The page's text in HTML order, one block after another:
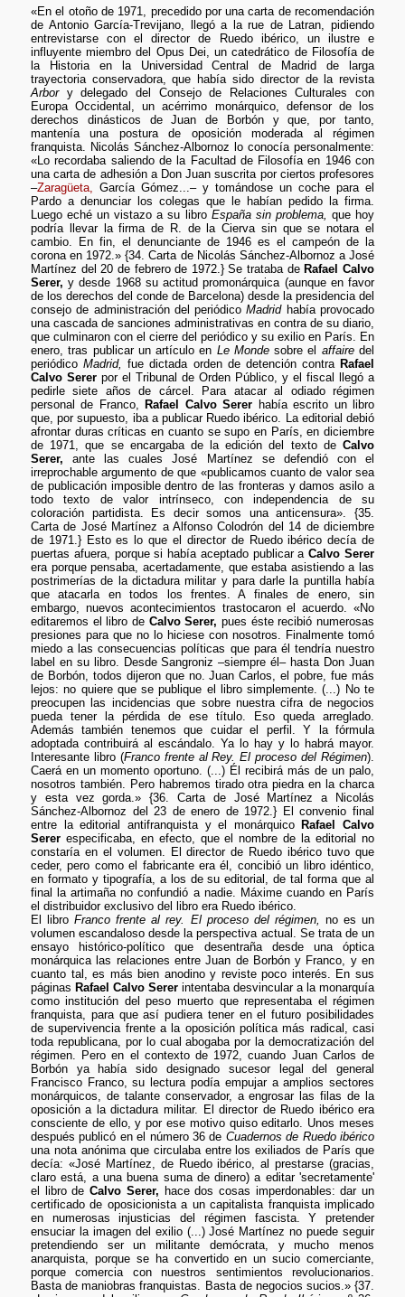
«En el otoño de 1971, precedido por una carta de recomendación
de Antonio García-Trevijano, llegó a la rue de Latran, pidiendo
entrevistarse con el director de Ruedo ibérico, un ilustre e
influyente miembro del Opus Dei, un catedrático de Filosofía de
la Historia en la Universidad Central de Madrid de larga
trayectoria conservadora, que había sido director de la revista
Arbory delegado del Consejo de Relaciones Culturales con
Europa Occidental, un acérrimo monárquico, defensor de los
derechos dinásticos de Juan de Borbón y que, por tanto,
mantenía una postura de oposición moderada al régimen
franquista. Nicolás Sánchez-Albornoz lo conocía personalmente:
«Lo recordaba saliendo de la Facultad de Filosofía en 1946 con
una carta de adhesión a Don Juan suscrita por ciertos profesores
–Zaragüeta,
García Gómez...– y tomándose un coche para el
Pardo a denunciar los colegas que le habían pedido la firma.
Luego eché un vistazo a su libro España sin problema, que hoy
podría llevar la firma de R. de la Cierva sin que se notara el
cambio. En fin, el denunciante de 1946 es el campeón de la
corona en 1972.» {34. Carta de Nicolás Sánchez-Albornoz a José
Martínez del 20 de febrero de 1972.} Se trataba deRafael Calvo
Serer, y desde 1968 su actitud promonárquica (aunque en favor
de los derechos del conde de Barcelona) desde la presidencia del
consejo de administración del periódicoMadridhabía provocado
una cascada de sanciones administrativas en contra de su diario,
que culminaron con el cierre del periódico y su exilio en París. En
enero, tras publicar un artículo en Le Mondesobre el affairedel
periódicoMadrid, fue dictada orden de detención contraRafael
Calvo Serer por el Tribunal de Orden Público, y el fiscal llegó a
pedirle siete años de cárcel. Para atacar al odiado régimen
personal de Franco,Rafael Calvo Serer había escrito un libro
que, por supuesto, iba a publicar Ruedo ibérico. La editorial debió
afrontar duras críticas en cuanto se supo en París, en diciembre
de 1971, que se encargaba de la edición del texto deCalvo
Serer, ante las cuales José Martínez se defendió con el
irreprochable argumento de que «publicamos cuanto de valor sea
de publicación imposible dentro de las fronteras y damos asilo a
todo texto de valor intrínseco, con independencia de su
coloración partidista. Es decir somos una anticensura». {35.
Carta de José Martínez a Alfonso Colodrón del 14 de diciembre
de 1971.} Esto es lo que el director de Ruedo ibérico decía de
puertas afuera, porque si había aceptado publicar aCalvo Serer
era porque pensaba, acertadamente, que estaba asistiendo a las
postrimerías de la dictadura militar y para darle la puntilla había
que atacarla en todos los frentes. A finales de enero, sin
embargo, nuevos acontecimientos trastocaron el acuerdo. «No
editaremos el libro de Calvo Serer, pues éste recibió numerosas
presiones para que no lo hiciese con nosotros. Finalmente tomó
miedo a las consecuencias políticas que para él tendría nuestro
label en su libro. Desde Sangroniz –siempre él– hasta Don Juan
de Borbón, todos dijeron que no. Juan Carlos, el pobre, fue más
lejos: no quiere que se publique el libro simplemente. (...) No te
preocupen las incidencias que sobre nuestra cifra de negocios
pueda tener la pérdida de ese título. Eso queda arreglado.
Además también tenemos que cuidar el perfil. Y la fórmula
adoptada contribuirá al escándalo. Ya lo hay y lo habrá mayor.
Interesante libro (Franco frente al Rey. El proceso del Régimen).
Caerá en un momento oportuno. (...) Él recibirá más de un palo,
nosotros también. Pero habremos tirado otra piedra en la charca
y esta vez gorda.» {36. Carta de José Martínez a Nicolás
Sánchez-Albornoz del 23 de enero de 1972.} El convenio final
entre la editorial antifranquista y el monárquicoRafael Calvo
Sererespecificaba, en efecto, que el nombre de la editorial no
constaría en el volumen. El director de Ruedo ibérico tuvo que
ceder, pero como el fabricante era él, concibió un libro idéntico,
en formato y tipografía, a los de su editorial, de tal forma que al
final la artimaña no confundió a nadie. Máxime cuando en París
el distribuidor exclusivo del libro era Ruedo ibérico.
El libroFranco frente al rey. El proceso del régimen,
no es un
volumen escandaloso desde la perspectiva actual. Se trata de un
ensayo histórico-político que desentraña desde una óptica
monárquica las relaciones entre Juan de Borbón y Franco, y en
cuanto tal, es más bien anodino y reviste poco interés. En sus
páginas Rafael Calvo Serer intentaba desvincular a la monarquía
como institución del peso muerto que representaba el régimen
franquista, para que así pudiera tener en el futuro posibilidades
de supervivencia frente a la oposición política más radical, casi
toda republicana, por lo cual abogaba por la democratización del
régimen. Pero en el contexto de 1972, cuando Juan Carlos de
Borbón ya había sido designado sucesor legal del general
Francisco Franco, su lectura podía empujar a amplios sectores
monárquicos, de talante conservador, a engrosar las filas de la
oposición a la dictadura militar. El director de Ruedo ibérico era
consciente de ello, y por ese motivo quiso editarlo. Unos meses
después publicó en el número 36 de Cuadernos de Ruedo ibérico
una nota anónima que circulaba entre los exiliados de París que
decía: «José Martínez, de Ruedo ibérico, al prestarse (gracias,
claro está, a una buena suma de dinero) a editar 'secretamente'
el libro deCalvo Serer, hace dos cosas imperdonables: dar un
certificado de oposicionista a un capitalista franquista implicado
en numerosas injusticias del régimen fascista. Y pretender
ensuciar la imagen del exilio (...) José Martínez no puede seguir
pretendiendo ser un militante demócrata, y mucho menos
anarquista, porque se ha convertido en un sucio comerciante,
porque comercia con nuestros sentimientos revolucionarios.
Basta de maniobras franquistas. Basta de negocios sucios.» {37.